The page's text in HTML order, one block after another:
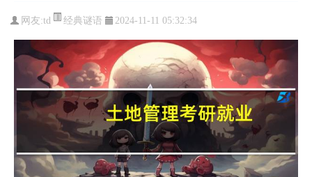
网友:td 经典谜语 2024-11-11 05:32:34